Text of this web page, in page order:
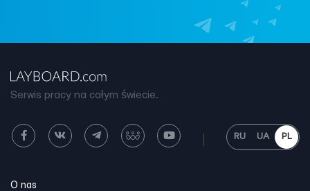
Serwis pracy na całym świecie.
RU UA PL
O nas